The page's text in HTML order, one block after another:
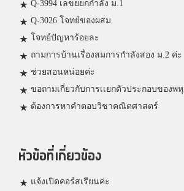
Q-3994 เลขยยกกำลัง ม.1
Q-3026 โจทย์ของผสม
โจทย์ปัญหาร้อยละ
ถามการบ้านเรื่องสมการกำลังสอง ม.2 ค่ะ
ช่วยสอนหน่อยค่ะ
ขอถามเกี่ยวกับการเเยกตัวประกอบของพ
ต้องการหาคำตอบวิชาคณิตศาสตร์
หัวข้อที่เกี่ยวข้อง
แจ้งเปิดคอร์สเรียนค่ะ